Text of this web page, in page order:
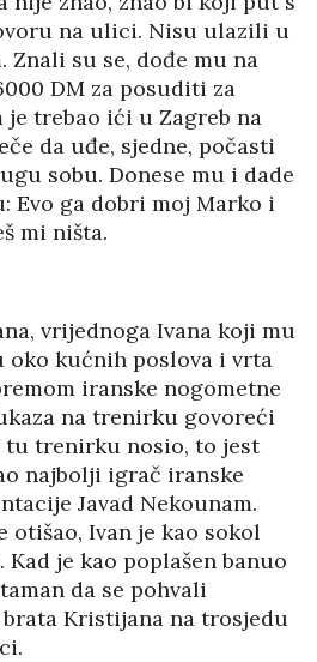
na ulici. Nisu ulazili u
Znali su se, dođe mu na
DM za posuditi za
je trebao ići u Zagreb na
da uđe, sjedne, počasti
sobu. Donese mu i dade
Evo ga dobri moj Marko i
mi ništa.
vrijednoga Ivana koji mu
oko kućnih poslova i vrta
iranske nogometne
na trenirku govoreći
tu trenirku nosio, to jest
najbolji igrač iranske
Javad Nekounam.
otišao, Ivan je kao sokol
je kao poplašen banuo
da se pohvali
Kristijana na trosjedu